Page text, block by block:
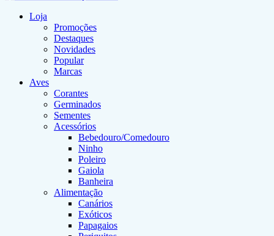
Loja
Promoções
Destaques
Novidades
Popular
Marcas
Aves
Corantes
Germinados
Sementes
Acessórios
Bebedouro/Comedouro
Ninho
Poleiro
Gaiola
Banheira
Alimentação
Canários
Exóticos
Papagaios